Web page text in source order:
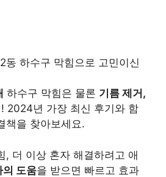
동 하수구 막힘으로 고민이신
하수구 막힘은 물론 기름 제거,
2024년 가장 최신 후기와 함
책을 찾아보세요.
, 더 이상 혼자 해결하려고 애
의 도움을 받으면 빠르고 효과